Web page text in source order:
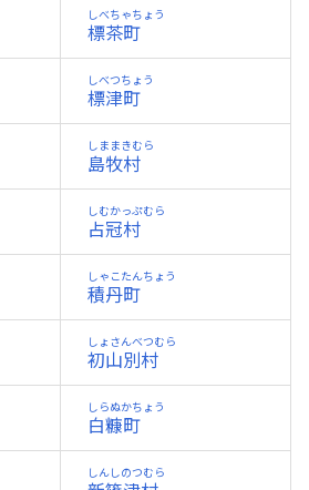
標茶町
しべちゃちょう
標津町
しべつちょう
島牧村
しままきむら
占冠村
しむかっぷむら
積丹町
しゃこたんちょう
初山別村
しょさんべつむら
白糠町
しらぬかちょう
しんしのつむら